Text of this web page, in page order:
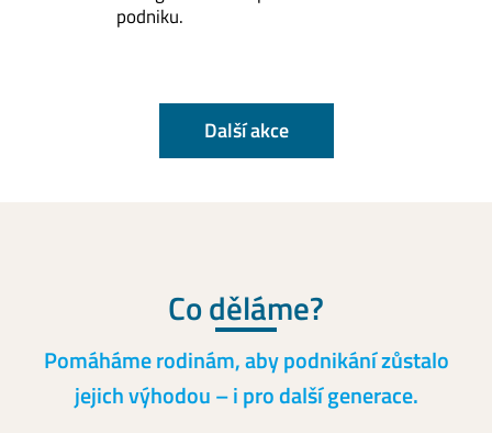
podniku.
Další akce
Co děláme?
Pomáháme rodinám, aby podnikání zůstalo
jejich výhodou – i pro další generace.